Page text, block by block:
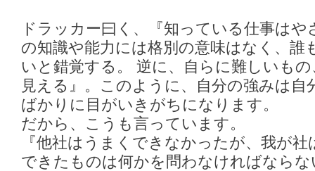
ドラッカー曰く、『知っている仕事は
の知識や能力には格別の意味はなく、誰
いと錯覚する。 逆に、自らに難しいも
見える』。このように、自分の強みは自
ばかりに目がいきがちになります。
だから、こうも言っています。
『他社はうまくできなかったが、我が
できたものは何かを問わなければならな